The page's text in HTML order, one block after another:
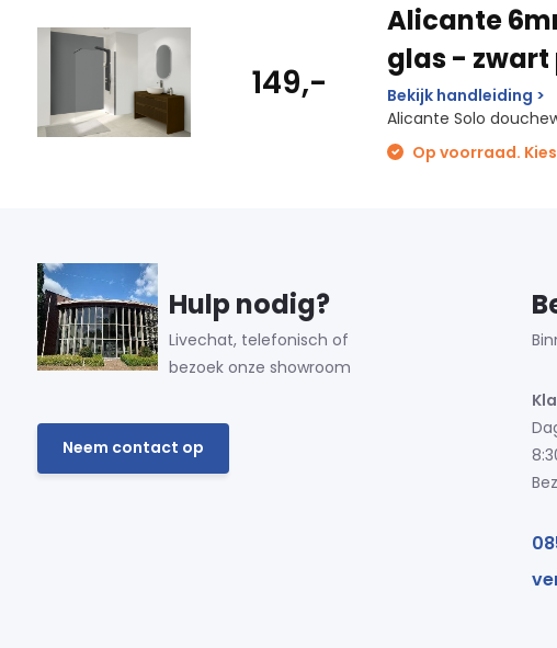
149,-
Alicante
glas - zwart
Bekijk handleiding >
Alicante Solo
Op voorraad.
Hulp nodig?
Livechat, telefonisch of
bezoek onze showroom
Neem contact op